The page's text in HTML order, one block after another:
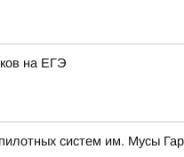
на ЕГЭ
систем им. Мусы